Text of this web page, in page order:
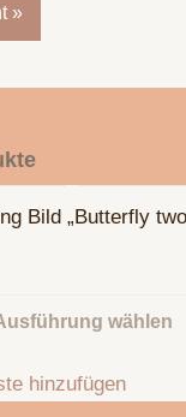
»
Bild „Butterfly
wählen
hinzufügen